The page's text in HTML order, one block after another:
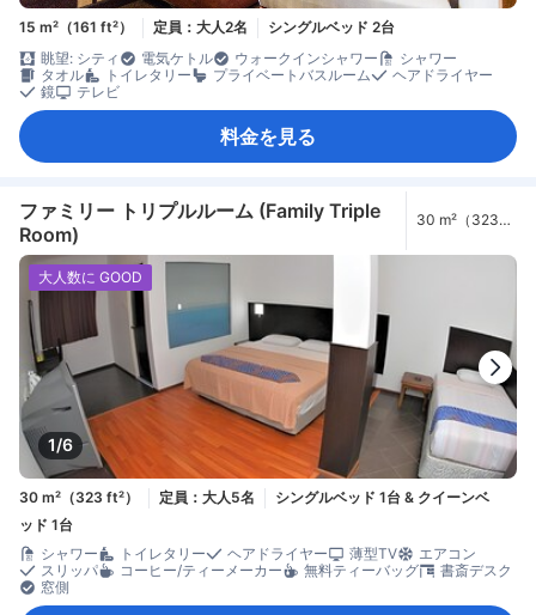
15 m²（161 ft²） 定員：大人2名
シングルベッド 2台
眺望: シティ
電気ケトル ウォークインシャワー
シャワー
タオル
トイレタリー プライベートバスルーム
ヘアドライヤー
鏡
テレビ
料金を見る
ファミリー トリプルルーム (Family Triple
Room)
30 m²（323
1/6
大人数に GOOD
30 m²（323 ft²） 定員：大人5名
シングルベッド 1台 & クイーンベ
ッド 1台
シャワー
トイレタリー ヘアドライヤー 薄型TV
エアコン
スリッパ
コーヒー/ティーメーカー 無料ティーバッグ
書斎デスク
窓側